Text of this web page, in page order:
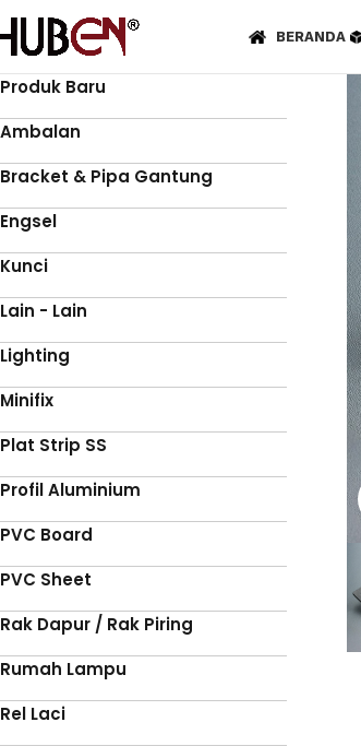
BERANDA
Produk Baru
Ambalan
Bracket & Pipa Gantung
Engsel
Kunci
Lain - Lain
Lighting
Minifix
Plat Strip SS
Profil Aluminium
PVC Board
PVC Sheet
Rak Dapur / Rak Piring
Rumah Lampu
Rel Laci